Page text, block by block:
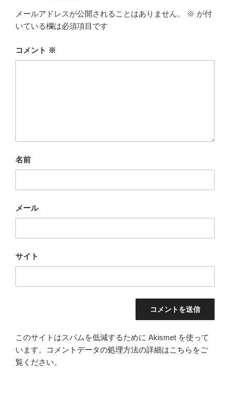
メールアドレスが公開されることはありません。 ※ が付
いている欄は必須項目です
コメント ※
名前
メール
サイト
このサイトはスパムを低減するために Akismet を使って
います。
コメントデータの処理方法の詳細はこちらをご
覧ください。